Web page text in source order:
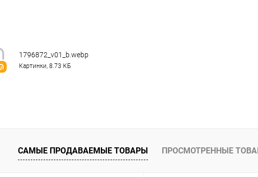
1796872_v01_b.webp
Картинки, 8.73 КБ
САМЫЕ ПРОДАВАЕМЫЕ ТОВАРЫ ПРОСМОТРЕННЫЕ